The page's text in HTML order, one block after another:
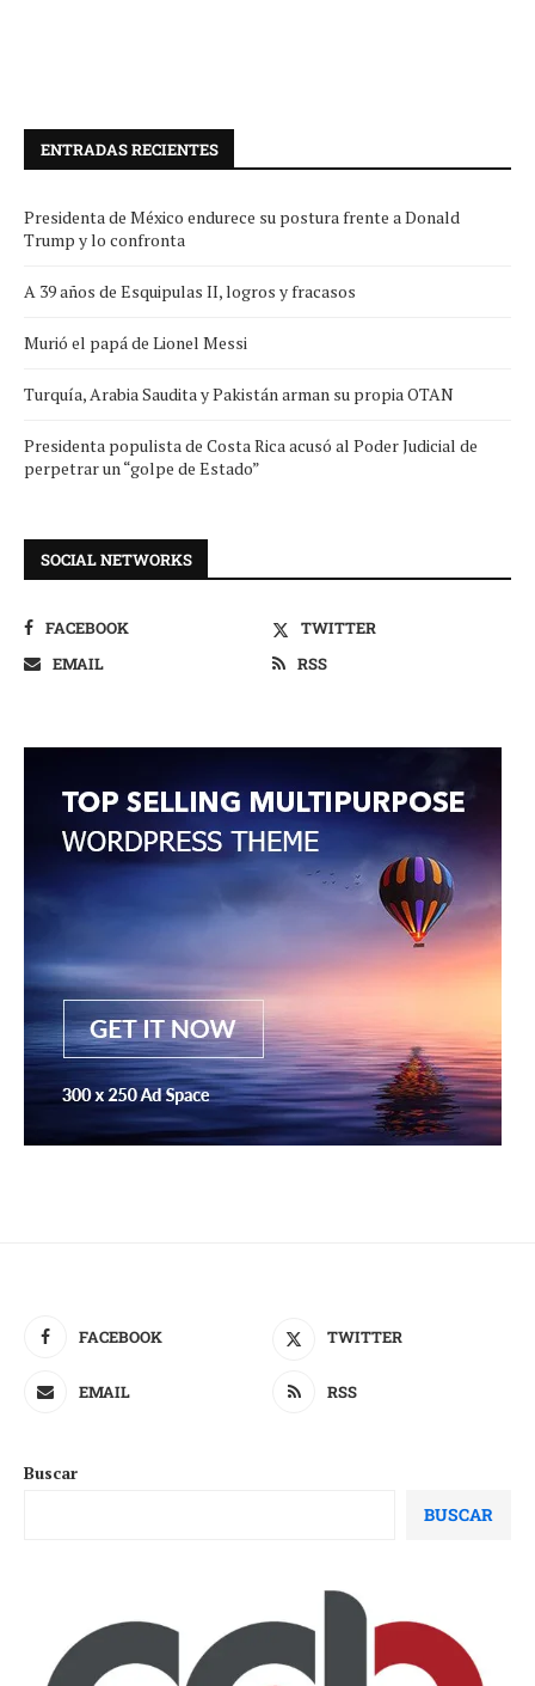
ENTRADAS RECIENTES
Presidenta de México endurece su postura frente a Donald
Trump y lo confronta
A 39 años de Esquipulas II, logros y fracasos
Murió el papá de Lionel Messi
Turquía, Arabia Saudita y Pakistán arman su propia OTAN
Presidenta populista de Costa Rica acusó al Poder Judicial de
perpetrar un “golpe de Estado”
SOCIAL NETWORKS
FACEBOOK
TWITTER
EMAIL
RSS
FACEBOOK TWITTER
EMAIL RSS
Buscar
BUSCAR